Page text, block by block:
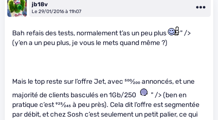
jb18v
Le 29/01/2016 à 11h07
Bah refais des tests, normalement t’as un peu plus
" />
(y’en a un peu plus, je vous le mets quand même ?)
Mais le top reste sur l’offre Jet, avec 500⁄200annoncés, et une
majorité de clients basculés en 1Gb/250
" /> (ben en
pratique c’est925⁄245à peu près). Cela dit l’offre est segmentée
par débit, et chez Sosh c’est seulement un petit palier, ce qui